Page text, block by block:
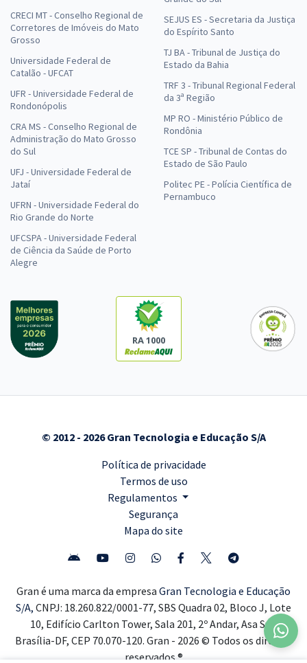
CRECI MT - Conselho Regional de
Corretores de Imóveis do Mato
Grosso
Universidade Federal de
Catalão - UFCAT
UFR - Universidade Federal de
Rondonópolis
CRA MS - Conselho Regional de
Administração do Mato Grosso
do Sul
UFJ - Universidade Federal de
Jataí
UFRN - Universidade Federal do
Rio Grande do Norte
UFCSPA - Universidade Federal
de Ciência da Saúde de Porto
Alegre
SEJUS ES - Secretaria da Justiça
do Espírito Santo
TJ BA - Tribunal de Justiça do
Estado da Bahia
TRF 3 - Tribunal Regional Federal
da 3ª Região
MP RO - Ministério Público de
Rondônia
TCE SP - Tribunal de Contas do
Estado de São Paulo
Politec PE - Polícia Científica de
Pernambuco
RA 1000
© 2012 - 2026 Gran Tecnologia e Educação S/A
Política de privacidade
Termos de uso
Regulamentos
Segurança
Mapa do site
Gran é uma marca da empresa Gran Tecnologia e Educação
S/A, CNPJ: 18.260.822/0001-77, SBS Quadra 02, Bloco J, Lote
10, Edifício Carlton Tower, Sala 201, 2º Andar, Asa Sul,
Brasília-DF, CEP 70.070-120. Gran - 2026 © Todos os direitos
reservados ®